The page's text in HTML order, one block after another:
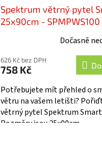
Spektrum větrný pytel
25x90cm - SPMPWS100
Dočasně
626 Kč bez DPH
758 Kč
Potřebujete mít přehled o
větru na vašem letišti?
větrný pytel Spektrum
Rozměry jsou 25x90cm.